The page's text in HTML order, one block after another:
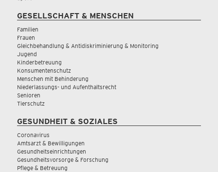
GESELLSCHAFT & MENSCHEN
Familien
Frauen
Gleichbehandlung & Antidiskriminierung & Monitoring
Jugend
Kinderbetreuung
Konsumentenschutz
Menschen mit Behinderung
Niederlassungs- und Aufenthaltsrecht
Senioren
Tierschutz
GESUNDHEIT & SOZIALES
Coronavirus
Amtsarzt & Bewilligungen
Gesundheitseinrichtungen
Gesundheitsvorsorge & Forschung
Pflege & Betreuung